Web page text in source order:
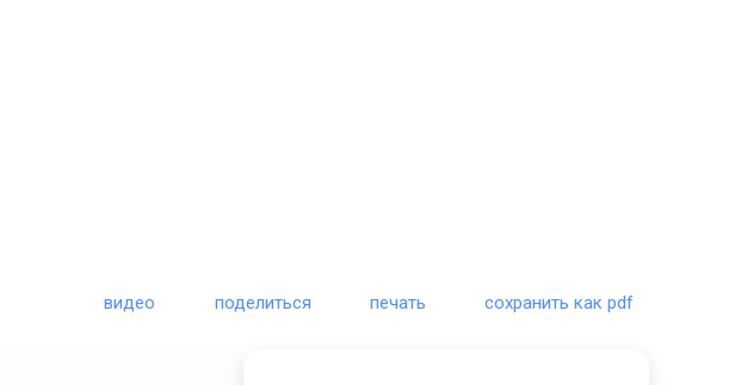
видео поделиться печать сохранить как pdf